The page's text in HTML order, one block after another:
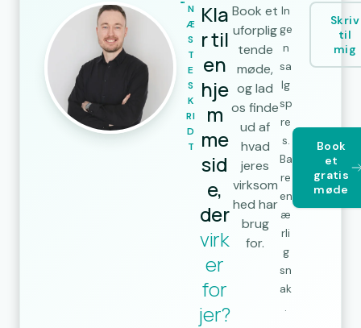
N
Æ
S
T
E
S
K
RI
D
T
Kla
r til
en
hje
m
me
sid
e,
der
virk
er
for
jer?
Book et
uforplig
tende
møde,
og lad
os finde
ud af
hvad
jeres
virksom
hed har
brug
for.
In
ge
n
sa
lg
sp
re
s.
Ba
re
en
æ
rli
g
sn
ak
.
Book
et
gratis
møde
Skriv
til
mig